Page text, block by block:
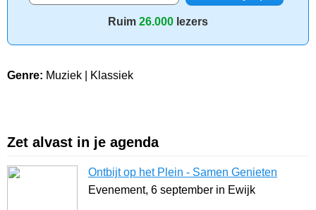
Ruim 26.000 lezers
Genre: Muziek | Klassiek
Zet alvast in je agenda
Ontbijt op het Plein - Samen Genieten
Evenement, 6 september in Ewijk